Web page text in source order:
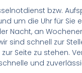
bzw.
um die Uhr für Sie
Nacht, an
sind schnell zur
Seite zu stehen.
und